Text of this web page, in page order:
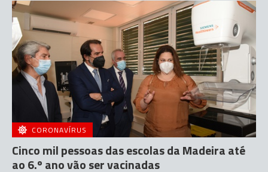
CORONAVÍRUS
Cinco mil pessoas das escolas da Madeira até
ao 6.º ano vão ser vacinadas